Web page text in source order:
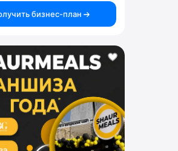
бизнес-план